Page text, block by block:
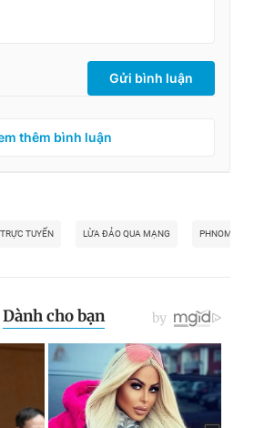
Gửi bình luận
thêm bình luận
TUYẾN LỪA ĐẢO QUA MẠNG PHNOM